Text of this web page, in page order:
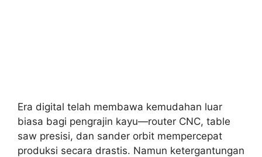
Era digital telah membawa kemudahan luar
biasa bagi pengrajin kayu—router CNC, table
saw presisi, dan sander orbit mempercepat
produksi secara drastis. Namun ketergantungan